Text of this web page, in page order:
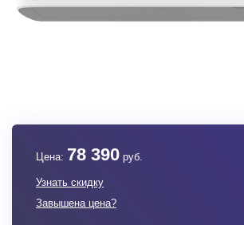
Цена: 78 390 руб.
Узнать скидку
Завышена цена?